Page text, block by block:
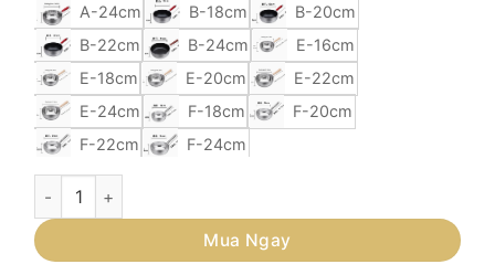
A-24cm
B-18cm
B-20cm
B-22cm
B-24cm
E-16cm
E-18cm
E-20cm
E-22cm
E-24cm
F-18cm
F-20cm
F-22cm
F-24cm
Chảo nấu mỳ, nước dùng, sốt chuyên dụng cho nhà hàng
Mua Ngay